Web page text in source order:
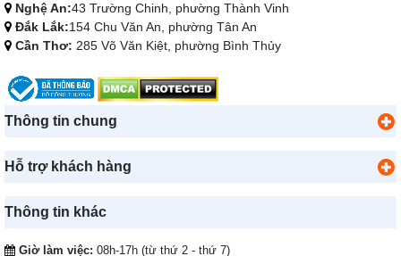
Nghệ An:43 Trường Chinh, phường Thành Vinh
Đắk Lắk:154 Chu Văn An, phường Tân An
Cần Thơ: 285 Võ Văn Kiệt, phường Bình Thủy
Thông tin chung
Hỗ trợ khách hàng
Thông tin khác
Giờ làm việc: 08h-17h (từ thứ 2 - thứ 7)